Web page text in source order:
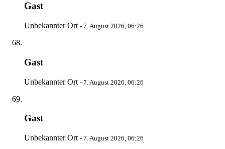
Gast
Unbekannter Ort - 7. August 2026, 06:26
Gast
Unbekannter Ort - 7. August 2026, 06:26
Gast
Unbekannter Ort - 7. August 2026, 06:26